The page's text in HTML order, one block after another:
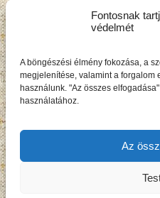
Fontosnak
védelmét
A böngészési élmény fokozása, a
megjelenítése, valamint a forgalom
használunk. "Az összes
használatához.
Az